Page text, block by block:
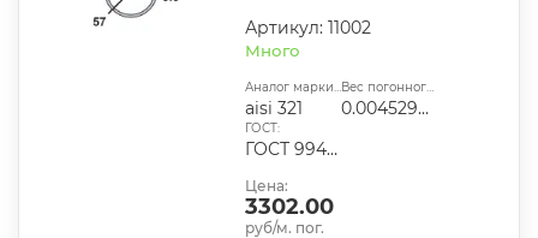
Артикул: 11002
Много
Аналог марки стали:
aisi 321
Вес погонного метра, т.:
0.0045295775
ГОСТ:
ГОСТ 9940-81, ГОСТ 9941-81, ГОСТ 24030-80, ГОСТ 10498-82
Цена:
3302.00
руб/м. пог.